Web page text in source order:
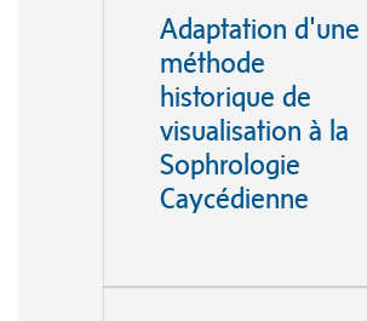
consultant notre annuaire de
professionnels sur notre site
internet Sofrocay.
Adaptation d'une
méthode
historique de
visualisation à la
Sophrologie
Caycédienne